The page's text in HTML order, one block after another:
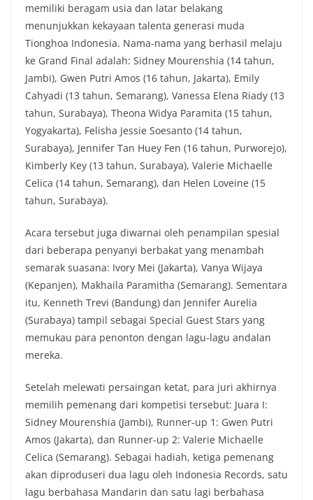
memiliki beragam usia dan latar belakang
menunjukkan kekayaan talenta generasi muda
Tionghoa Indonesia. Nama-nama yang berhasil melaju
ke Grand Final adalah: Sidney Mourenshia (14 tahun,
Jambi), Gwen Putri Amos (16 tahun, Jakarta), Emily
Cahyadi (13 tahun, Semarang), Vanessa Elena Riady (13
tahun, Surabaya), Theona Widya Paramita (15 tahun,
Yogyakarta), Felisha Jessie Soesanto (14 tahun,
Surabaya), Jennifer Tan Huey Fen (16 tahun, Purworejo),
Kimberly Key (13 tahun, Surabaya), Valerie Michaelle
Celica (14 tahun, Semarang), dan Helen Loveine (15
tahun, Surabaya).
Acara tersebut juga diwarnai oleh penampilan spesial
dari beberapa penyanyi berbakat yang menambah
semarak suasana: Ivory Mei (Jakarta), Vanya Wijaya
(Kepanjen), Makhaila Paramitha (Semarang). Sementara
itu, Kenneth Trevi (Bandung) dan Jennifer Aurelia
(Surabaya) tampil sebagai Special Guest Stars yang
memukau para penonton dengan lagu-lagu andalan
mereka.
Setelah melewati persaingan ketat, para juri akhirnya
memilih pemenang dari kompetisi tersebut: Juara I:
Sidney Mourenshia (Jambi), Runner-up 1: Gwen Putri
Amos (Jakarta), dan Runner-up 2: Valerie Michaelle
Celica (Semarang). Sebagai hadiah, ketiga pemenang
akan diproduseri dua lagu oleh Indonesia Records, satu
lagu berbahasa Mandarin dan satu lagi berbahasa